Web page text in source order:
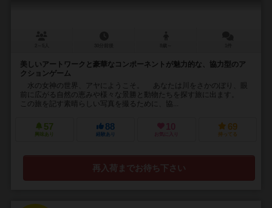
美しいアートワークと豪華なコンポーネントが魅力的な、協力型のア
クションゲーム
水の女神の世界、アヤにようこそ。 あなたは川をさかのぼり、眼
前に広がる自然の恵みや様々な景勝と動物たちを探す旅に出ます。
この旅を記す素晴らしい写真を撮るために、協...
57
興味あり
88
経験あり
10
お気に入り
69
持ってる
再入荷までお待ち下さい